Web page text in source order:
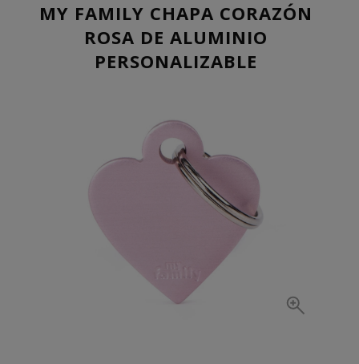
MY FAMILY CHAPA CORAZÓN
ROSA DE ALUMINIO
PERSONALIZABLE